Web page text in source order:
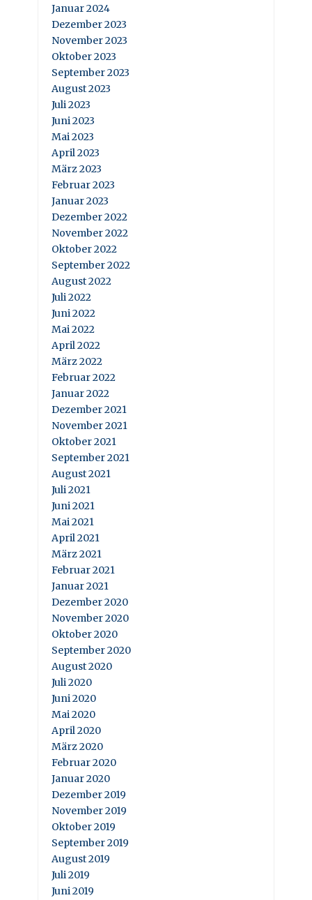
Januar 2024
Dezember 2023
November 2023
Oktober 2023
September 2023
August 2023
Juli 2023
Juni 2023
Mai 2023
April 2023
März 2023
Februar 2023
Januar 2023
Dezember 2022
November 2022
Oktober 2022
September 2022
August 2022
Juli 2022
Juni 2022
Mai 2022
April 2022
März 2022
Februar 2022
Januar 2022
Dezember 2021
November 2021
Oktober 2021
September 2021
August 2021
Juli 2021
Juni 2021
Mai 2021
April 2021
März 2021
Februar 2021
Januar 2021
Dezember 2020
November 2020
Oktober 2020
September 2020
August 2020
Juli 2020
Juni 2020
Mai 2020
April 2020
März 2020
Februar 2020
Januar 2020
Dezember 2019
November 2019
Oktober 2019
September 2019
August 2019
Juli 2019
Juni 2019